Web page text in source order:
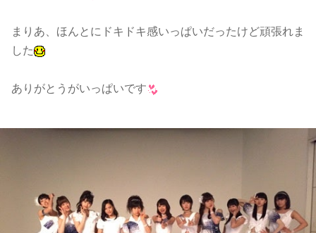
まりあ、ほんとにドキドキ感いっぱいだったけど頑張れま
した
ありがとうがいっぱいです